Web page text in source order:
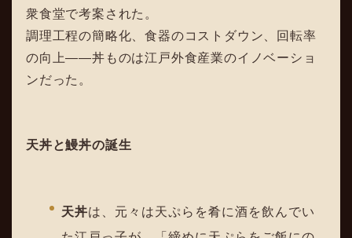
衆食堂で考案された。
調理工程の簡略化、食器のコストダウン、回転率
の向上――丼ものは江戸外食産業のイノベーショ
ンだった。
天丼と鰻丼の誕生
天丼は、元々は天ぷらを肴に酒を飲んでい